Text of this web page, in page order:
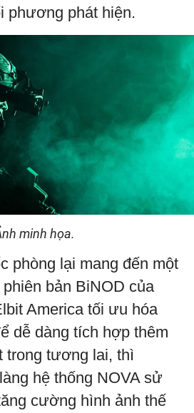
phương phát hiện.
minh họa.
phòng lại mang đến một
bản BiNOD của
America tối ưu hóa
dễ dàng tích hợp thêm
trong tương lai, thì
hệ thống NOVA sử
cường hình ảnh thế